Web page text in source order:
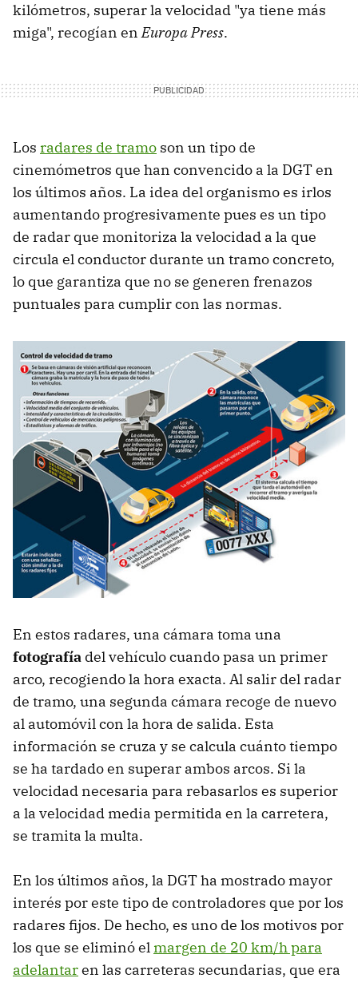
kilómetros, superar la velocidad "ya tiene más
miga", recogían enEuropa Press.
Los radares de tramo son un tipo de
cinemómetros que han convencido a la DGT en
los últimos años. La idea del organismo es irlos
aumentando progresivamente pues es un tipo
de radar que monitoriza la velocidad a la que
circula el conductor durante un tramo concreto,
lo que garantiza que no se generen frenazos
puntuales para cumplir con las normas.
En estos radares, una cámara toma una
fotografía del vehículo cuando pasa un primer
arco, recogiendo la hora exacta. Al salir del radar
de tramo, una segunda cámara recoge de nuevo
al automóvil con la hora de salida. Esta
información se cruza y se calcula cuánto tiempo
se ha tardado en superar ambos arcos. Si la
velocidad necesaria para rebasarlos es superior
a la velocidad media permitida en la carretera,
se tramita la multa.
En los últimos años, la DGT ha mostrado mayor
interés por este tipo de controladores que por los
radares fijos. De hecho, es uno de los motivos por
los que se eliminó elmargen de 20 km/h para
adelantaren las carreteras secundarias, que era